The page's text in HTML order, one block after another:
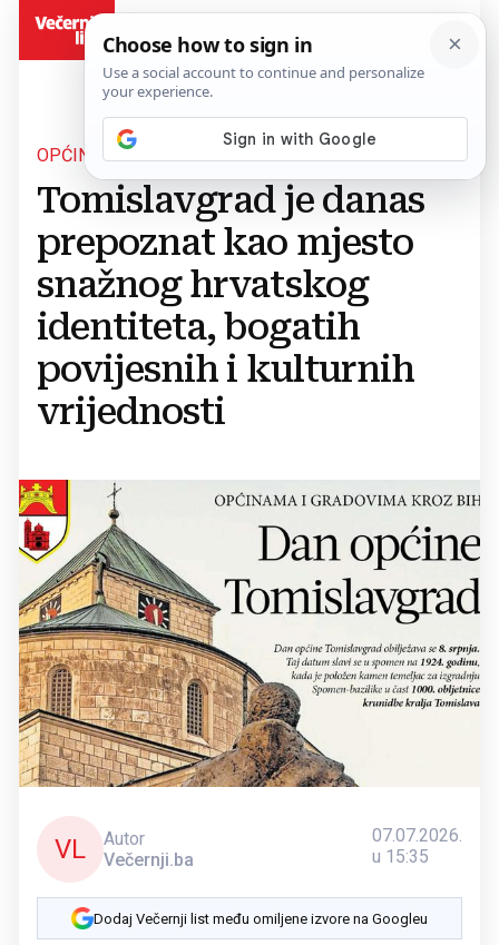
OPĆINAMA I GRADOVIMA KROZ BIH
Tomislavgrad je danas
prepoznat kao mjesto
snažnog hrvatskog
identiteta, bogatih
povijesnih i kulturnih
vrijednosti
VL
Autor
Večernji.ba
07.07.2026.
u 15:35
Dodaj Večernji list među omiljene izvore na Googleu